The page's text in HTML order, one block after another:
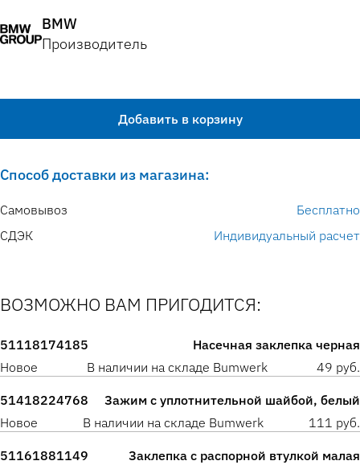
BMW
Производитель
Добавить в корзину
Способ доставки из магазина:
Самовывоз
Бесплатно
СДЭК
Индивидуальный расчет
ВОЗМОЖНО ВАМ ПРИГОДИТСЯ:
51118174185
Насечная заклепка черная
Новое
В наличии на складе Bumwerk 49 руб.
51418224768
Зажим с уплотнительной шайбой, белый
Новое
В наличии на складе Bumwerk 111 руб.
51161881149
Заклепка с распорной втулкой малая